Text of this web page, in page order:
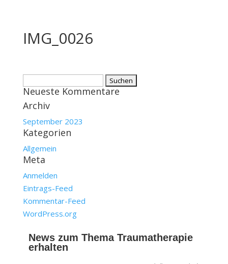
IMG_0026
nach:
Neueste Kommentare
Archiv
September 2023
Kategorien
Allgemein
Meta
Anmelden
Eintrags-Feed
Kommentar-Feed
WordPress.org
News zum Thema Traumatherapie
erhalten